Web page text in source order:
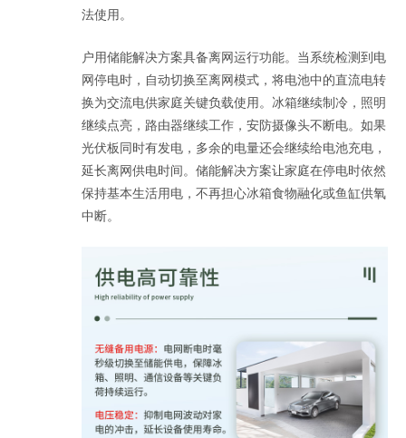
法使用。
户用储能解决方案具备离网运行功能。当系统检测到电
网停电时，自动切换至离网模式，将电池中的直流电转
换为交流电供家庭关键负载使用。冰箱继续制冷，照明
继续点亮，路由器继续工作，安防摄像头不断电。如果
光伏板同时有发电，多余的电量还会继续给电池充电，
延长离网供电时间。储能解决方案让家庭在停电时依然
保持基本生活用电，不再担心冰箱食物融化或鱼缸供氧
中断。